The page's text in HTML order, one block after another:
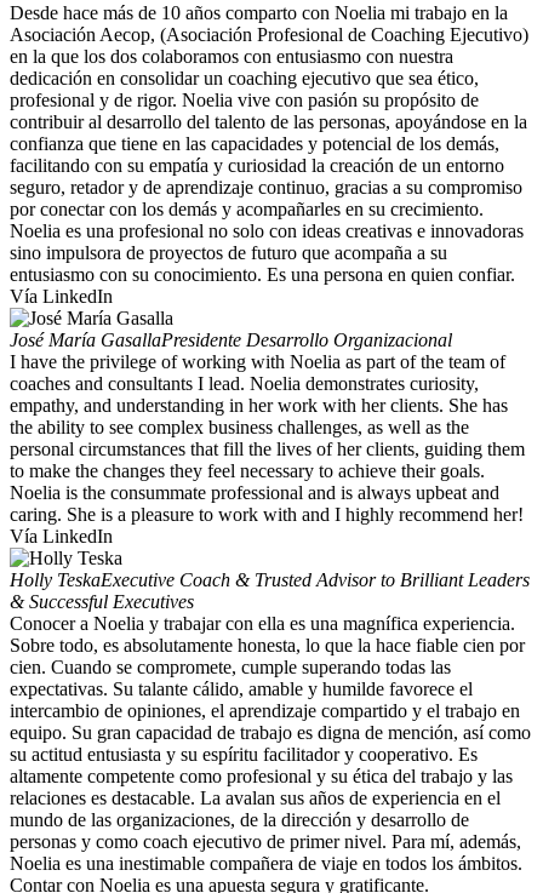
Desde hace más de 10 años comparto con Noelia mi trabajo en la
Asociación Aecop, (Asociación Profesional de Coaching Ejecutivo)
en la que los dos colaboramos con entusiasmo con nuestra
dedicación en consolidar un coaching ejecutivo que sea ético,
profesional y de rigor. Noelia vive con pasión su propósito de
contribuir al desarrollo del talento de las personas, apoyándose en la
confianza que tiene en las capacidades y potencial de los demás,
facilitando con su empatía y curiosidad la creación de un entorno
seguro, retador y de aprendizaje continuo, gracias a su compromiso
por conectar con los demás y acompañarles en su crecimiento.
Noelia es una profesional no solo con ideas creativas e innovadoras
sino impulsora de proyectos de futuro que acompaña a su
entusiasmo con su conocimiento. Es una persona en quien confiar.
Vía LinkedIn
José María GasallaPresidente Desarrollo Organizacional
I have the privilege of working with Noelia as part of the team of
coaches and consultants I lead. Noelia demonstrates curiosity,
empathy, and understanding in her work with her clients. She has
the ability to see complex business challenges, as well as the
personal circumstances that fill the lives of her clients, guiding them
to make the changes they feel necessary to achieve their goals.
Noelia is the consummate professional and is always upbeat and
caring. She is a pleasure to work with and I highly recommend her!
Vía LinkedIn
Holly TeskaExecutive Coach & Trusted Advisor to Brilliant Leaders
& Successful Executives
Conocer a Noelia y trabajar con ella es una magnífica experiencia.
Sobre todo, es absolutamente honesta, lo que la hace fiable cien por
cien. Cuando se compromete, cumple superando todas las
expectativas. Su talante cálido, amable y humilde favorece el
intercambio de opiniones, el aprendizaje compartido y el trabajo en
equipo. Su gran capacidad de trabajo es digna de mención, así como
su actitud entusiasta y su espíritu facilitador y cooperativo. Es
altamente competente como profesional y su ética del trabajo y las
relaciones es destacable. La avalan sus años de experiencia en el
mundo de las organizaciones, de la dirección y desarrollo de
personas y como coach ejecutivo de primer nivel. Para mí, además,
Noelia es una inestimable compañera de viaje en todos los ámbitos.
Contar con Noelia es una apuesta segura y gratificante.